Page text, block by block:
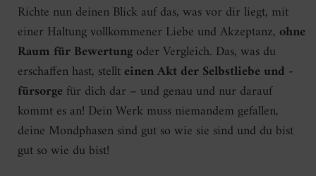
Richte nun deinen Blick auf das, was vor dir liegt, mit
einer Haltung vollkommener Liebe und Akzeptanz, ohne
Raum für Bewertungoder Vergleich. Das, was du
erschaffen hast, stellteinen Akt der Selbstliebe und -
fürsorgefür dich dar – und genau und nur darauf
kommt es an! Dein Werk muss niemandem gefallen,
deine Mondphasen sind gut so wie sie sind und du bist
gut so wie du bist!